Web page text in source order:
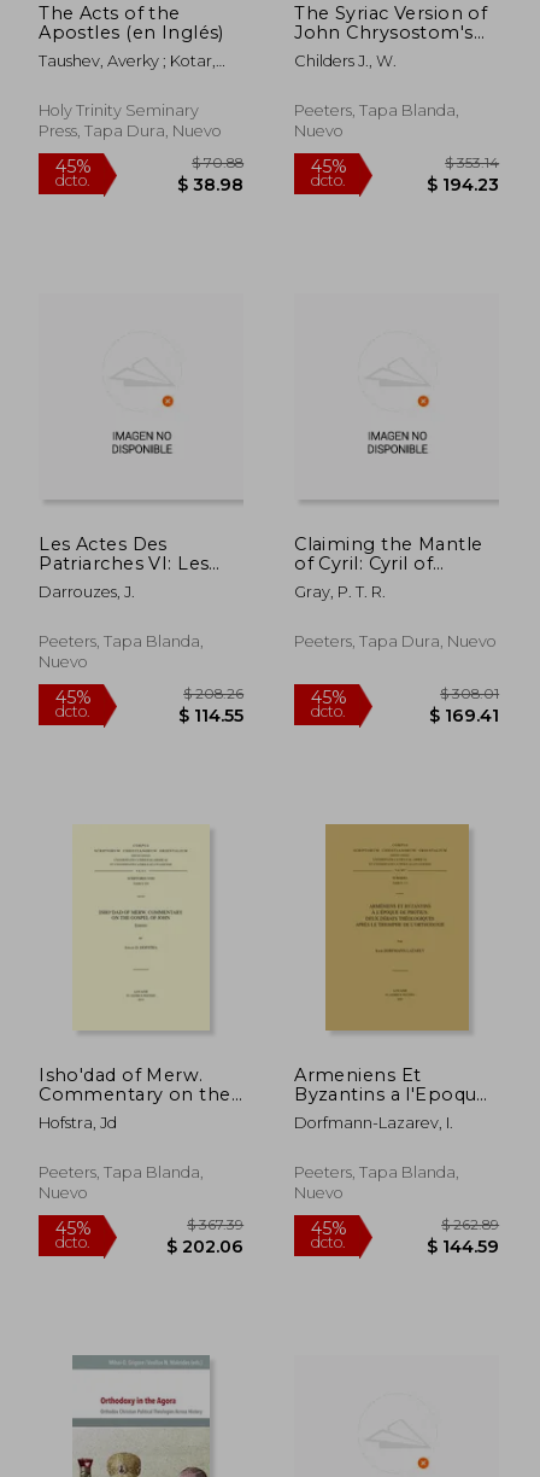
The Acts of the
Apostles (en Inglés)
Taushev, Averky ; Kotar,
Holy Trinity Seminary
Press, Tapa Dura, Nuevo
45% $ 70.88
The Syriac Version of
John Chrysostom's
Commentary on
John I. Memre 1-43. V.
Childers J., W.
Peeters, Tapa Blanda,
Nuevo
45% $
Les Actes Des
Patriarches VI: Les
Regestes de 1377 a
1410 (en Francés)
Darrouzes, J.
Peeters, Tapa Blanda,
Nuevo
45%
dcto.
$ 208.26
Claiming the Mantle
of Cyril: Cyril of
Alexandria and the
Road to Chalcedon
Gray, P. T. R.
Peeters, Tapa Dura, Nuevo
45%
dcto.
Isho'dad of Merw.
Commentary on the
Gospel of John (en
Inglés)
Hofstra, Jd
Peeters, Tapa Blanda,
Nuevo
Armeniens Et
Byzantins a l'Epoque
de Photius: Deux
Debats Theologiques
de l'Orthodoxie (en
Francés)
Dorfmann-Lazarev, I.
Peeters, Tapa Blanda,
Nuevo